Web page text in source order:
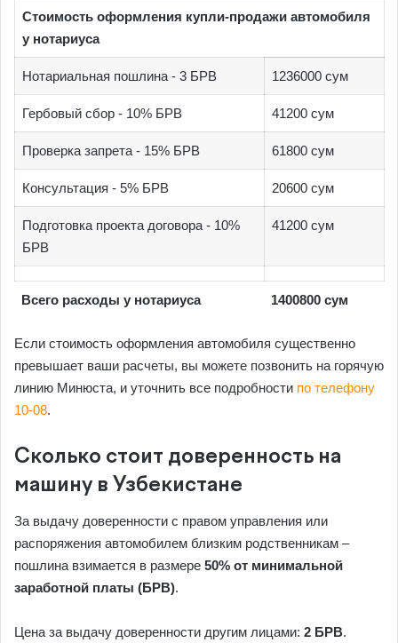
Стоимость оформления купли-продажи автомобиля
у нотариуса
Нотариальная пошлина - 3 БРВ 1236000 сум
Гербовый сбор - 10% БРВ 41200 сум
Проверка запрета - 15% БРВ 61800 сум
Консультация - 5% БРВ 20600 сум
Подготовка проекта договора - 10%
БРВ
41200 сум
Всего расходы у нотариуса 1400800 сум
Если стоимость оформления автомобиля существенно
превышает ваши расчеты, вы можете позвонить на горячую
линию Минюста, и уточнить все подробности по телефону
10-08.
Сколько стоит доверенность на
машину в Узбекистане
За выдачу доверенности с правом управления или
распоряжения автомобилем близким родственникам –
пошлина взимается в размере 50% от минимальной
заработной платы (БРВ).
Цена за выдачу доверенности другим лицами: 2 БРВ.